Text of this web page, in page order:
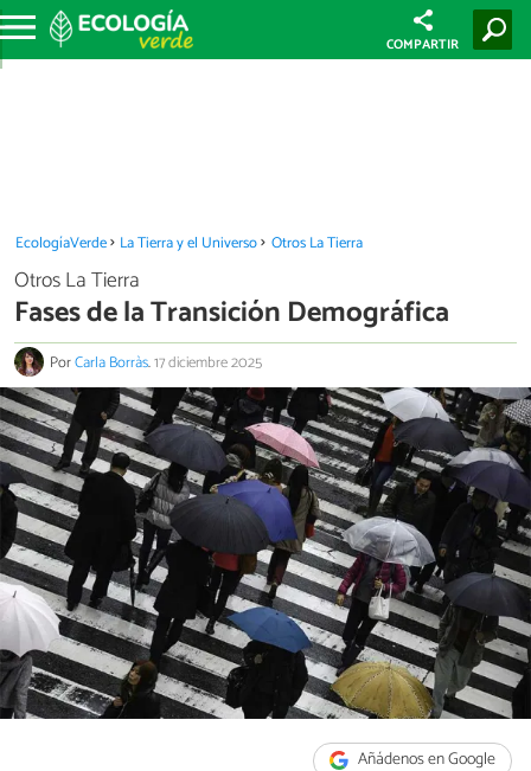
COMPARTIR
EcologíaVerde La Tierra y el Universo Otros La Tierra
Otros La Tierra
Fases de la Transición Demográfica
PorCarla Borràs.17 diciembre 2025
Añádenos en Google